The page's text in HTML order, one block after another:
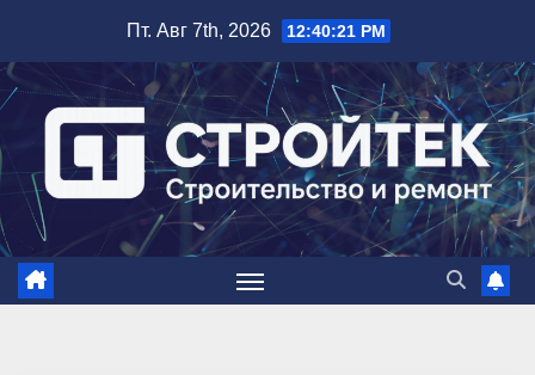
содержимому
Пт. Авг 7th, 2026 12:40:22 PM